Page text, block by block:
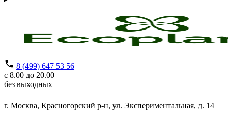
8 (499) 647 53 56
с 8.00 до 20.00
без выходных
г. Москва, Красногорский р-н, ул. Экспериментальная, д. 14